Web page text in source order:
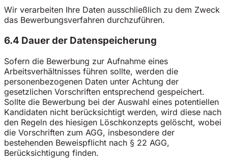
Wir verarbeiten Ihre Daten ausschließlich zu dem Zweck
das Bewerbungsverfahren durchzuführen.
6.4 Dauer der Datenspeicherung
Sofern die Bewerbung zur Aufnahme eines
Arbeitsverhältnisses führen sollte, werden die
personenbezogenen Daten unter Achtung der
gesetzlichen Vorschriften entsprechend gespeichert.
Sollte die Bewerbung bei der Auswahl eines potentiellen
Kandidaten nicht berücksichtigt werden, wird diese nach
den Regeln des hiesigen Löschkonzepts gelöscht, wobei
die Vorschriften zum AGG, insbesondere der
bestehenden Beweispflicht nach § 22 AGG,
Berücksichtigung finden.